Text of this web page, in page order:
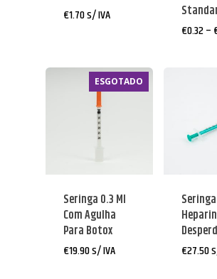
€1.70s/ IVA
€0.32–
ESGOTADO
Seringa 0.3 Ml
Com Agulha
Para Botox
€19.90s/ IVA
€27.50